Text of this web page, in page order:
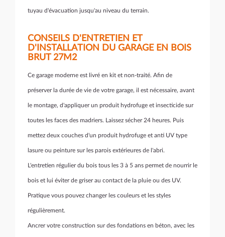
tuyau d'évacuation jusqu'au niveau du terrain.
CONSEILS D'ENTRETIEN ET
D'INSTALLATION DU GARAGE EN BOIS
BRUT 27M2
Ce garage moderne est livré en kit et non-traité. Afin de
préserver la durée de vie de votre garage, il est nécessaire, avant
le montage, d'appliquer un produit hydrofuge et insecticide sur
toutes les faces des madriers. Laissez sécher 24 heures. Puis
mettez deux couches d'un produit hydrofuge et anti UV type
lasure ou peinture sur les parois extérieures de l'abri.
L'entretien régulier du bois tous les 3 à 5 ans permet de nourrir le
bois et lui éviter de griser au contact de la pluie ou des UV.
Pratique vous pouvez changer les couleurs et les styles
régulièrement.
Ancrer votre construction sur des fondations en béton, avec les